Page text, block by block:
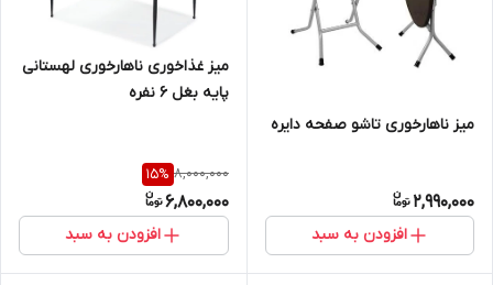
میز ناهارخوری تاشو صفحه دایره
2,990,000
افزودن به سبد
میز غذاخوری ناهارخوری لهستانی
پایه بغل 6 نفره
8,000,000
15%
6,800,000
افزودن به سبد